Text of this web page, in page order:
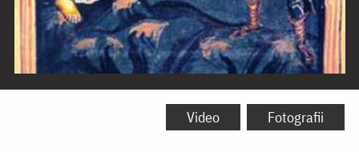
Vindecarea
Video Fotografii